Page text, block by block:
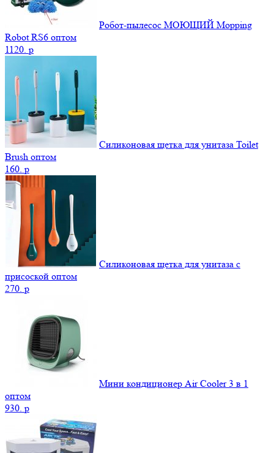
Робот-пылесос МОЮЩИЙ Mopping
Robot RS6 оптом
1120. p
Силиконовая щетка для унитаза Toilet
Brush оптом
160. p
Силиконовая щетка для унитаза с
присоской оптом
270. p
Мини кондиционер Air Cooler 3 в 1
оптом
930. p